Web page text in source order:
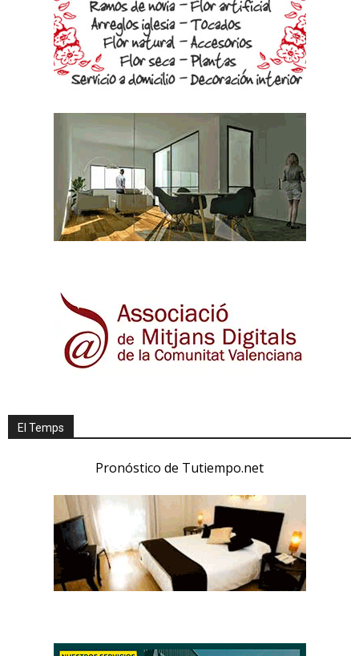
El Temps
Pronóstico de Tutiempo.net